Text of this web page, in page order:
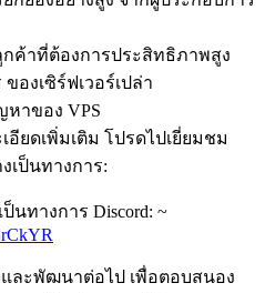
ค้าที่ต้องการประสิทธิภาพสูง
องเซิร์ฟเวอร์เปล่า
าของ VPS
ยดเพิ่มเติม โปรดไปเยี่ยมชม
เป็นทางการ:
ป็นทางการ Discord: ~
ละพัฒนาต่อไป เพื่อตอบสนอง